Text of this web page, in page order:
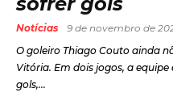
Notícias
9 de novembro de
O goleiro Thiago Couto ainda
Vitória. Em dois jogos, a
gols,...